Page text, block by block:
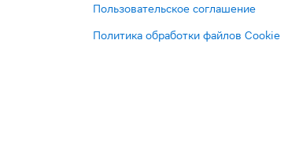
Пользовательское соглашение
Политика обработки файлов Cookie